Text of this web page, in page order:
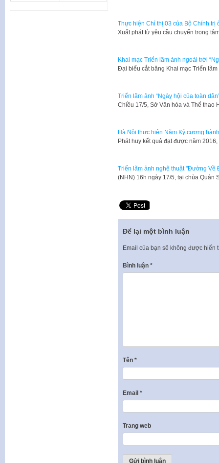
Thực hiện Chỉ thị 03 của Bộ Chính trị
Xuất phát từ yêu cầu chuyển trọng
Khai mạc Triển lãm ảnh ngoài trời
Đại biểu cắt băng Khai mạc Triển
Triển lãm ảnh “Ngày hội của toàn
Chiều 17/5, Sở Văn hóa và Thể thao
Hà Nội thực hiện Năm Kỷ cương
Phát huy kết quả đạt được năm
Triển lãm ảnh nghệ thuật "Đường Về
​(NHN) 16h ngày 17/5, tại chùa
Để lại một bình luận
Email của bạn sẽ không được hiển
Bình luận *
Tên *
Email *
Trang web